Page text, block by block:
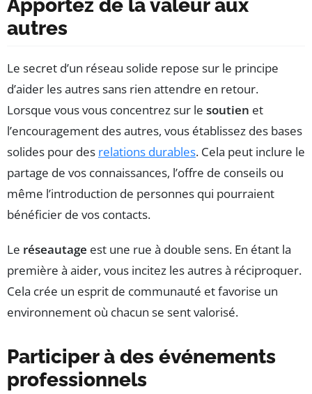
Apportez de la valeur aux
autres
Le secret d’un réseau solide repose sur le principe
d’aider les autres sans rien attendre en retour.
Lorsque vous vous concentrez sur le soutien et
l’encouragement des autres, vous établissez des bases
solides pour des relations durables. Cela peut inclure le
partage de vos connaissances, l’offre de conseils ou
même l’introduction de personnes qui pourraient
bénéficier de vos contacts.
Le réseautage est une rue à double sens. En étant la
première à aider, vous incitez les autres à réciproquer.
Cela crée un esprit de communauté et favorise un
environnement où chacun se sent valorisé.
Participer à des événements
professionnels